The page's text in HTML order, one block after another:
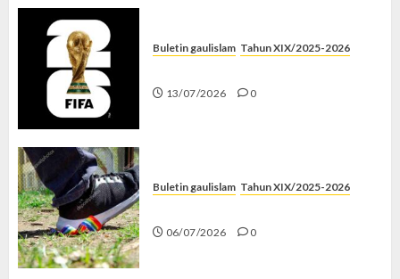
Buletin gaulislam Tahun XIX/2025-2026
13/07/2026 0
Buletin gaulislam Tahun XIX/2025-2026
06/07/2026 0